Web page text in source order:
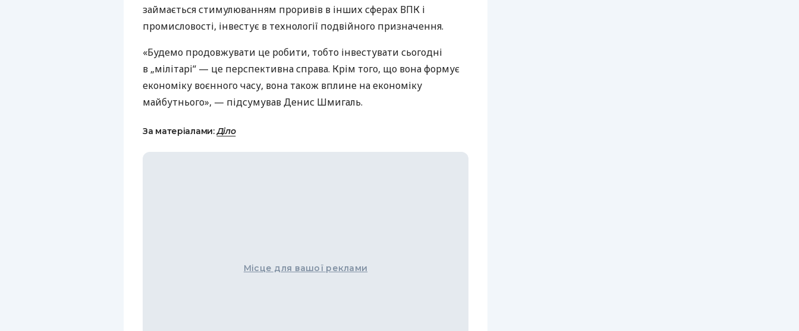
займається стимулюванням проривів в інших сферах ВПК і
промисловості, інвестує в технології подвійного призначення.
«Будемо продовжувати це робити, тобто інвестувати сьогодні
в „мілітарі“ — це перспективна справа. Крім того, що вона формує
економіку воєнного часу, вона також вплине на економіку
майбутнього», — підсумував Денис Шмигаль.
За матеріалами:Діло
Місце для вашої реклами